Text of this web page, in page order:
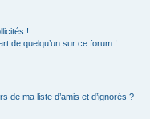
!
de quelqu’un sur ce forum !
de ma liste d’amis et d’ignorés ?